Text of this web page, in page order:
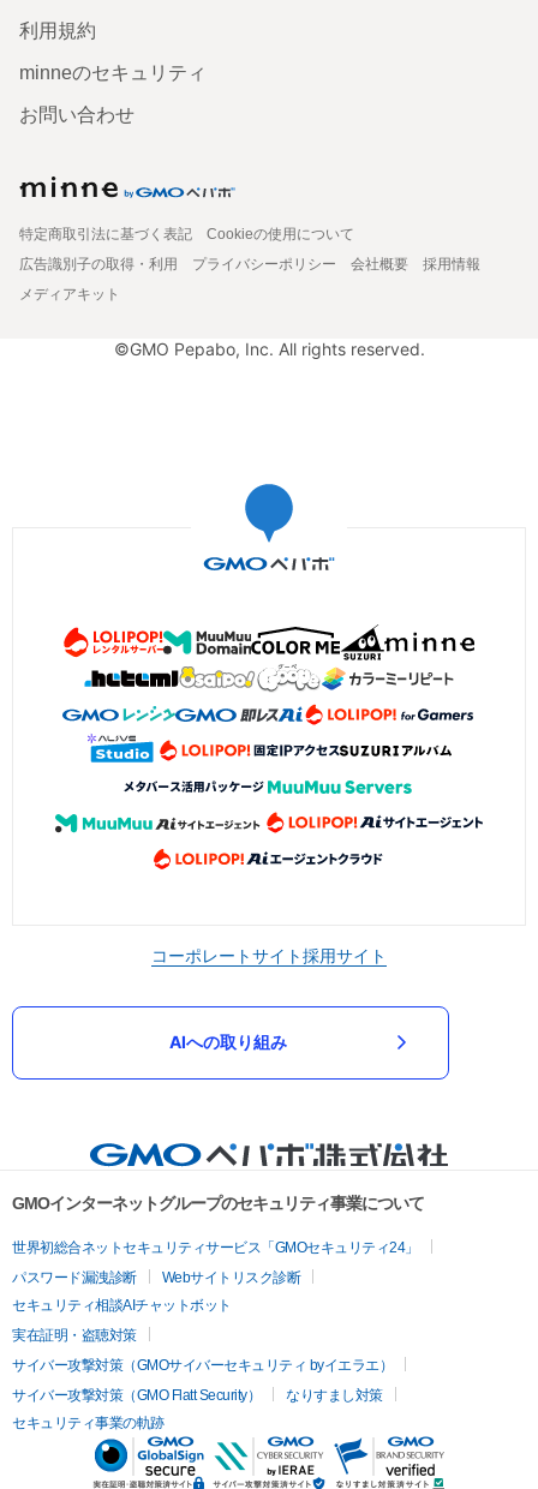
利用規約
minneのセキュリティ
お問い合わせ
特定商取引法に基づく表記
Cookieの使用について
広告識別子の取得・利用
プライバシーポリシー 会社概要
採用情報
メディアキット
©GMO Pepabo, Inc. All rights reserved.
コーポレートサイト採用サイト
AIへの取り組み
GMOインターネットグループのセキュリティ事業について
世界初総合ネットセキュリティサービス「GMOセキュリティ24」
パスワード漏洩診断
Webサイトリスク診断
セキュリティ相談AIチャットボット
実在証明・盗聴対策
サイバー攻撃対策（GMOサイバーセキュリティ byイエラエ）
サイバー攻撃対策（GMO Flatt Security）
なりすまし対策
セキュリティ事業の軌跡